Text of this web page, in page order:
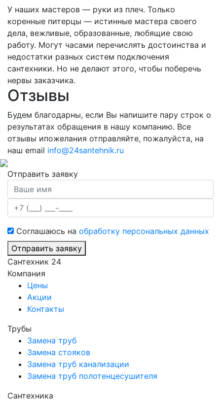
У наших мастеров — руки из плеч. Только
коренные питерцы — истинные мастера своего
дела, вежливые, образованные, любящие свою
работу. Могут часами перечислять достоинства и
недостатки разных систем подключения
сантехники. Но не делают этого, чтобы поберечь
нервы заказчика.
Отзывы
Будем благодарны, если Вы напишите пару строк о
результатах обращения в нашу компанию. Все
отзывы ипожелания отправляйте, пожалуйста, на
наш email info@24santehnik.ru
Отправить заявку
Соглашаюсь на обработку персональных данных
Отправить заявку
Сантехник 24
Компания
Цены
Акции
Контакты
Трубы
Замена труб
Замена стояков
Замена труб канализации
Замена труб полотенцесушителя
Сантехника